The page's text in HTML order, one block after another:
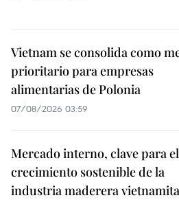
Vietnam se consolida como
prioritario para empresas
alimentarias de Polonia
07/08/2026 03:59
Mercado interno, clave para el
crecimiento sostenible de la
industria maderera vietnamita